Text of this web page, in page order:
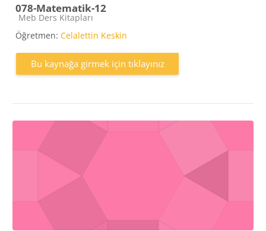
078-Matematik-12
Kaynak kategorisi
Meb Ders Kitapları
Öğretmen: Celalettin Keskin
Bu kaynağa girmek için tıklayınız